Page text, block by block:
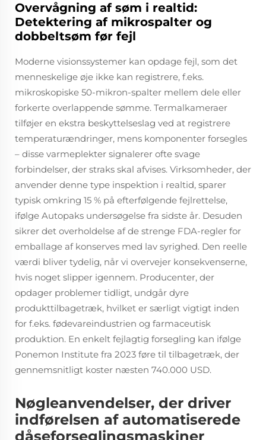
Overvågning af søm i realtid:
Detektering af mikrospalter og
dobbeltsøm før fejl
Moderne visionssystemer kan opdage fejl, som det
menneskelige øje ikke kan registrere, f.eks.
mikroskopiske 50-mikron-spalter mellem dele eller
forkerte overlappende sømme. Termalkameraer
tilføjer en ekstra beskyttelseslag ved at registrere
temperaturændringer, mens komponenter forsegles
– disse varmeplekter signalerer ofte svage
forbindelser, der straks skal afvises. Virksomheder, der
anvender denne type inspektion i realtid, sparer
typisk omkring 15 % på efterfølgende fejlrettelse,
ifølge Autopaks undersøgelse fra sidste år. Desuden
sikrer det overholdelse af de strenge FDA-regler for
emballage af konserves med lav syrighed. Den reelle
værdi bliver tydelig, når vi overvejer konsekvenserne,
hvis noget slipper igennem. Producenter, der
opdager problemer tidligt, undgår dyre
produkttilbagetræk, hvilket er særligt vigtigt inden
for f.eks. fødevareindustrien og farmaceutisk
produktion. En enkelt fejlagtig forsegling kan ifølge
Ponemon Institute fra 2023 føre til tilbagetræk, der
gennemsnitligt koster næsten 740.000 USD.
Nøgleanvendelser, der driver
indførelsen af automatiserede
dåseforseglingsmaskiner